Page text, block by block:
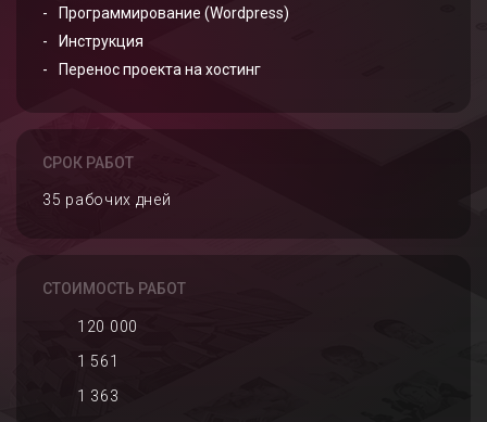
Программирование (Wordpress)
Инструкция
Перенос проекта на хостинг
СРОК РАБОТ
35 рабочих дней
СТОИМОСТЬ РАБОТ
120 000
1 561
1 363